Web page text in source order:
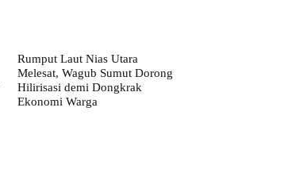
Rumput Laut Nias Utara
Melesat, Wagub Sumut Dorong
Hilirisasi demi Dongkrak
Ekonomi Warga